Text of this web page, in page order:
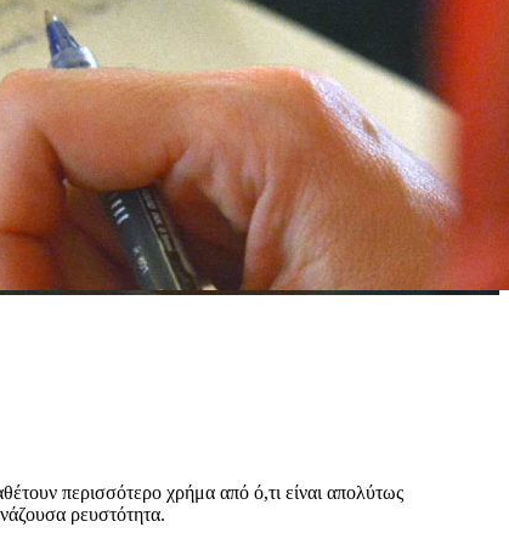
περισσότερο χρήμα από ό,τι είναι απολύτως
ρευστότητα.